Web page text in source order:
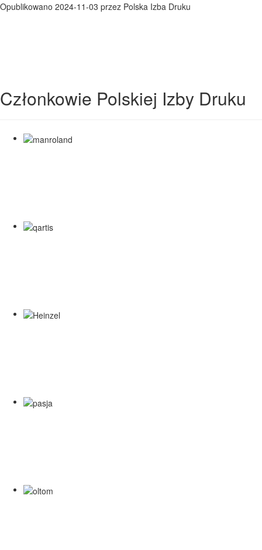
Opublikowano 2024-11-03 przez Polska Izba Druku
Członkowie Polskiej Izby Druku